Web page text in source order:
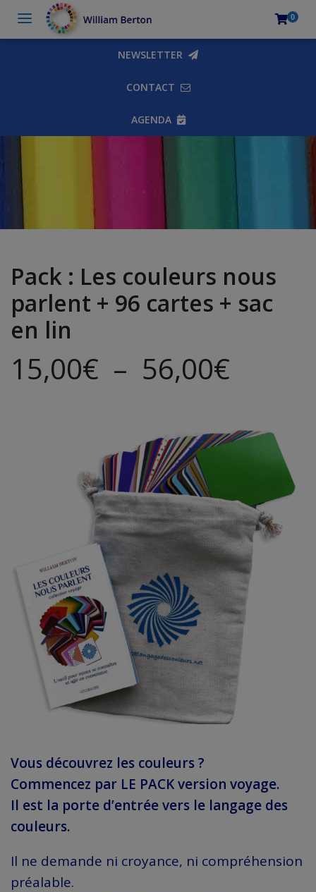
0
NEWSLETTER
CONTACT
AGENDA
Pack : Les couleurs nous
parlent + 96 cartes + sac
en lin
15,00€ – 56,00€
Vous découvrez les couleurs ?
Commencez par LE PACK version voyage.
Il est la porte d’entrée vers le langage des
couleurs.
Il ne demande ni croyance, ni compréhension
préalable.